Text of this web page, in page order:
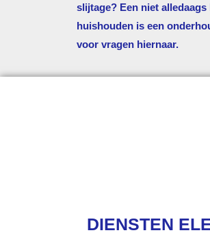
slijtage? Een niet
huishouden is een
voor vragen hiernaar.
DIENSTEN